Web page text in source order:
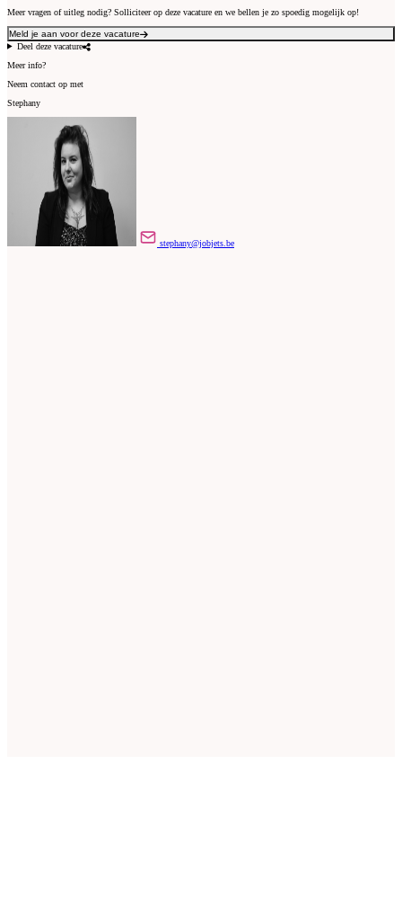
Meer vragen of uitleg nodig? Solliciteer op deze vacature en we bellen je zo spoedig mogelijk op!
Meld je aan voor deze vacature
Deel deze vacature
Meer info?
Neem contact op met
Stephany
stephany@jobjets.be